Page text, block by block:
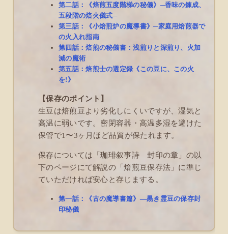
第二話：《焙煎五度階梯の秘儀》─香味の錬成、
五段階の焙火儀式─
第三話：《小焙煎炉の魔導書》─家庭用焙煎器で
の火入れ指南
第四話：焙煎の秘儀書：浅煎りと深煎り、火加
減の魔術
第五話：焙煎士の選定録《この豆に、この火
を!》
【保存のポイント】
生豆は焙煎豆より劣化しにくいですが、湿気と
高温に弱いです。密閉容器・高温多湿を避けた
保管で1〜3ヶ月ほど品質が保たれます。
保存については「珈琲叙事詩 封印の章」の以
下のページにて解説の「焙煎豆保存法」に準じ
ていただければ安心と存じまする。
第一話：《古の魔導書篇》―黒き霊豆の保存封
印秘儀